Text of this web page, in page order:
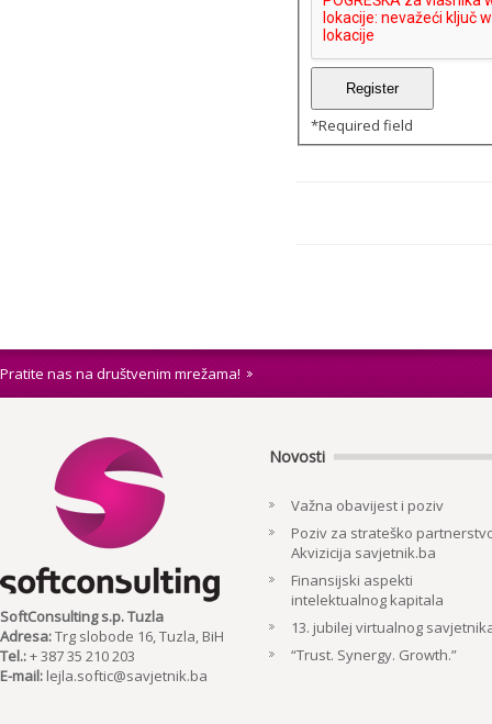
*Required field
Pratite nas na društvenim mrežama!
SoftConsulting s.p. Tuzla
Adresa:Trg slobode 16, Tuzla, BiH
Tel.:+ 387 35 210 203
E-mail: lejla.softic@savjetnik.ba
Novosti
Važna obavijest i poziv
Poziv za strateško
Akvizicija savjetnik.ba
Finansijski aspekti
intelektualnog kapitala
13. jubilej virtualnog
“Trust. Synergy. Growth.”